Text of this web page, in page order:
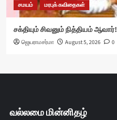
சமயம் மரபுக் கவிதைகள்
சக்தியும் சிவனும் நித்தியம் ஆவார்!
ஜெயராமசர்மா August 5, 2026 0
வல்லமை மின்னிதழ்